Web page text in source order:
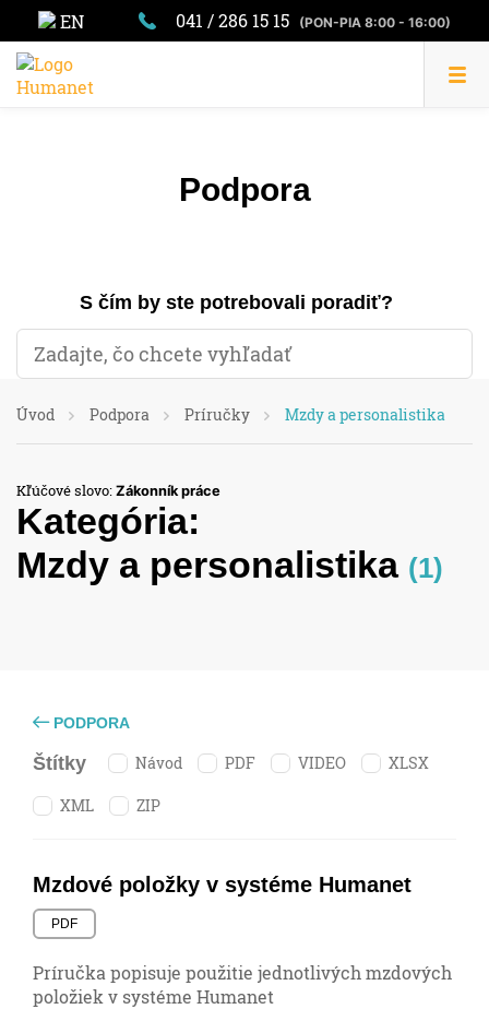
EN 041 / 286 15 15 (PON-PIA 8:00 - 16:00)
Podpora
S čím by ste potrebovali poradiť?
Úvod Podpora Príručky Mzdy a personalistika
Kľúčové slovo: Zákonník práce
Kategória:
Mzdy a personalistika (1)
PODPORA
Štítky Návod PDF VIDEO XLSX
XML ZIP
Mzdové položky v systéme Humanet
PDF
Príručka popisuje použitie jednotlivých mzdových
položiek v systéme Humanet